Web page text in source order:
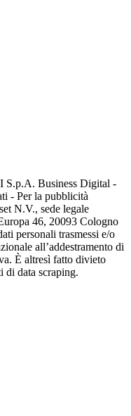
S.p.A. Business Digital -
- Per la pubblicità
N.V., sede legale
46, 20093 Cologno
personali trasmessi e/o
all’addestramento di
È altresì fatto divieto
di data scraping.